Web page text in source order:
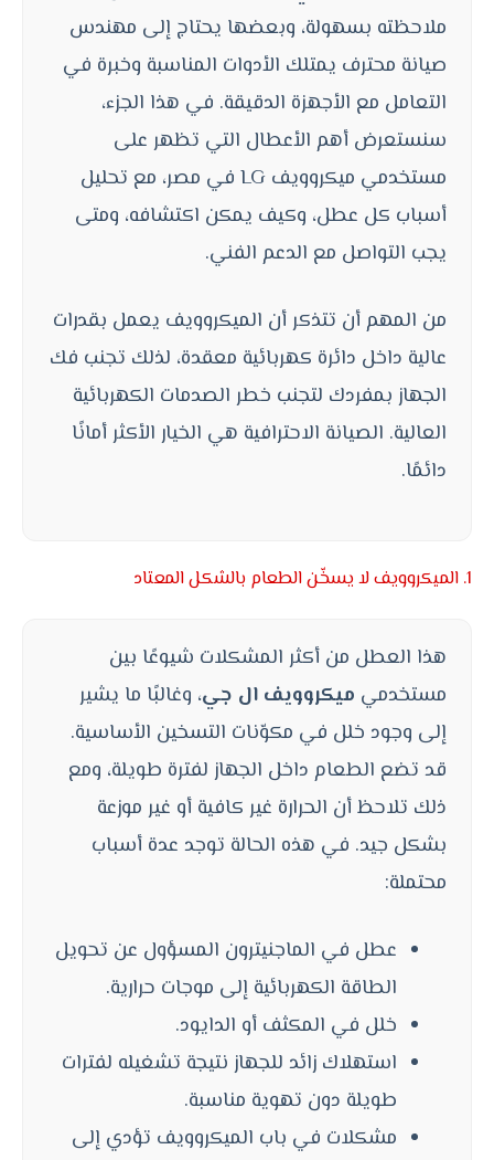
ملاحظته بسهولة، وبعضها يحتاج إلى مهندس
صيانة محترف يمتلك الأدوات المناسبة وخبرة في
التعامل مع الأجهزة الدقيقة. في هذا الجزء،
سنستعرض أهم الأعطال التي تظهر على
مستخدمي ميكروويف LG في مصر، مع تحليل
أسباب كل عطل، وكيف يمكن اكتشافه، ومتى
يجب التواصل مع الدعم الفني.
من المهم أن تتذكر أن الميكروويف يعمل بقدرات
عالية داخل دائرة كهربائية معقدة، لذلك تجنب فك
الجهاز بمفردك لتجنب خطر الصدمات الكهربائية
العالية. الصيانة الاحترافية هي الخيار الأكثر أمانًا
دائمًا.
1. الميكروويف لا يسخّن الطعام بالشكل المعتاد
هذا العطل من أكثر المشكلات شيوعًا بين
مستخدمي ميكروويف ال جي، وغالبًا ما يشير
إلى وجود خلل في مكوّنات التسخين الأساسية.
قد تضع الطعام داخل الجهاز لفترة طويلة، ومع
ذلك تلاحظ أن الحرارة غير كافية أو غير موزعة
بشكل جيد. في هذه الحالة توجد عدة أسباب
محتملة:
عطل في الماجنيترون المسؤول عن تحويل
الطاقة الكهربائية إلى موجات حرارية.
خلل في المكثف أو الدايود.
استهلاك زائد للجهاز نتيجة تشغيله لفترات
طويلة دون تهوية مناسبة.
مشكلات في باب الميكروويف تؤدي إلى